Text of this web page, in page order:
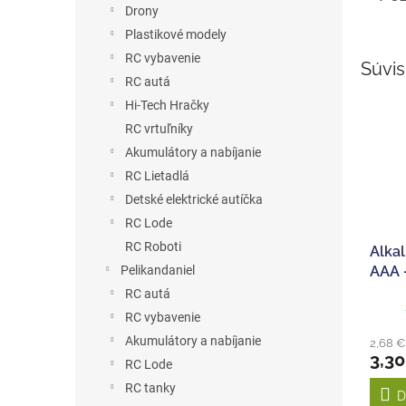
Drony
Plastikové modely
RC vybavenie
RC autá
Hi-Tech Hračky
RC vrtuľníky
Akumulátory a nabíjanie
RC Lietadlá
Detské elektrické autíčka
RC Lode
RC Roboti
Pelikandaniel
RC autá
RC vybavenie
Akumulátory a nabíjanie
RC Lode
RC tanky
AAA
2,68